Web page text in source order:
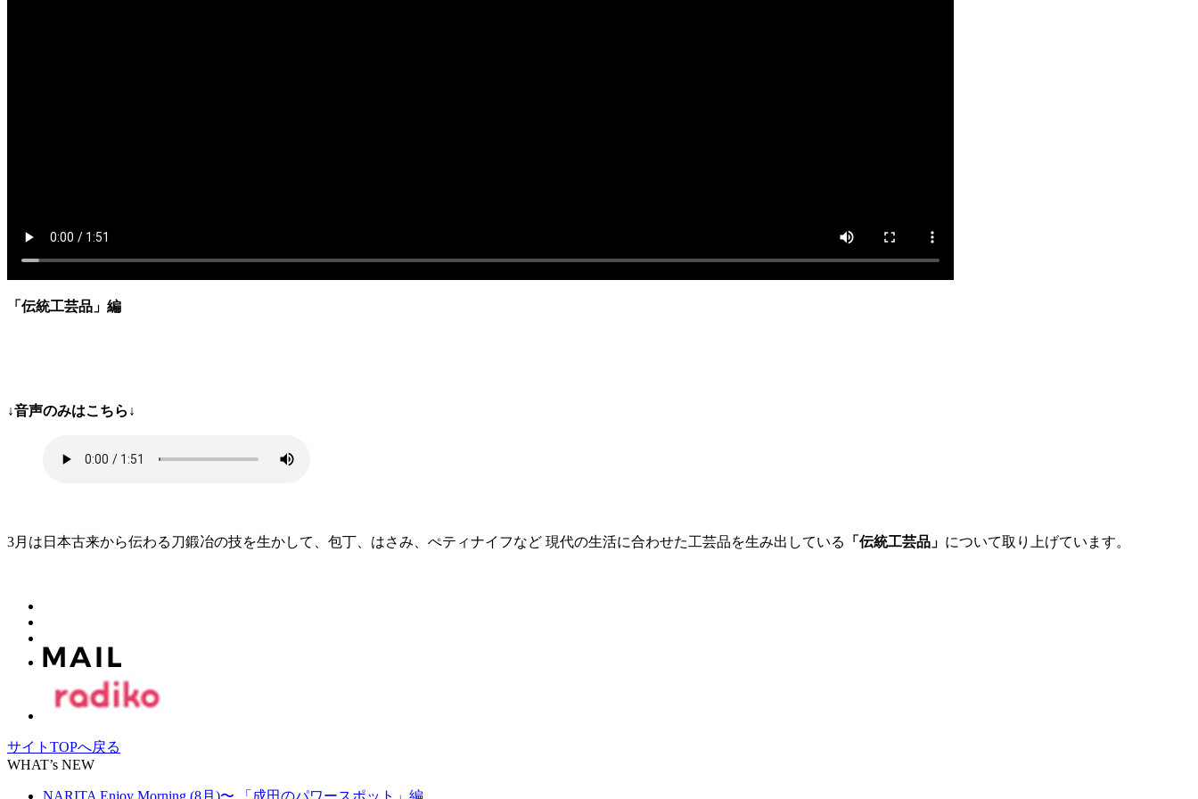
「伝統工芸品」編
↓音声のみはこちら↓
3月は日本古来から伝わる刀鍛冶の技を生かして、包丁、はさみ、ぺティナイフなど 現代の生活に合わせた工芸品を生み出している 「伝統工芸品」 について取り上げています。
サイトTOPへ戻る
WHAT’s NEW
NARITA Enjoy Morning (8月)〜 「成田のパワースポット」編